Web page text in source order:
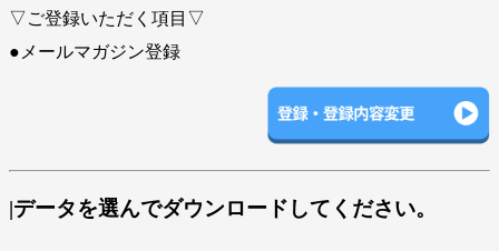
▽ご登録いただく項目▽
●メールマガジン登録
|データを選んでダウンロードしてください。